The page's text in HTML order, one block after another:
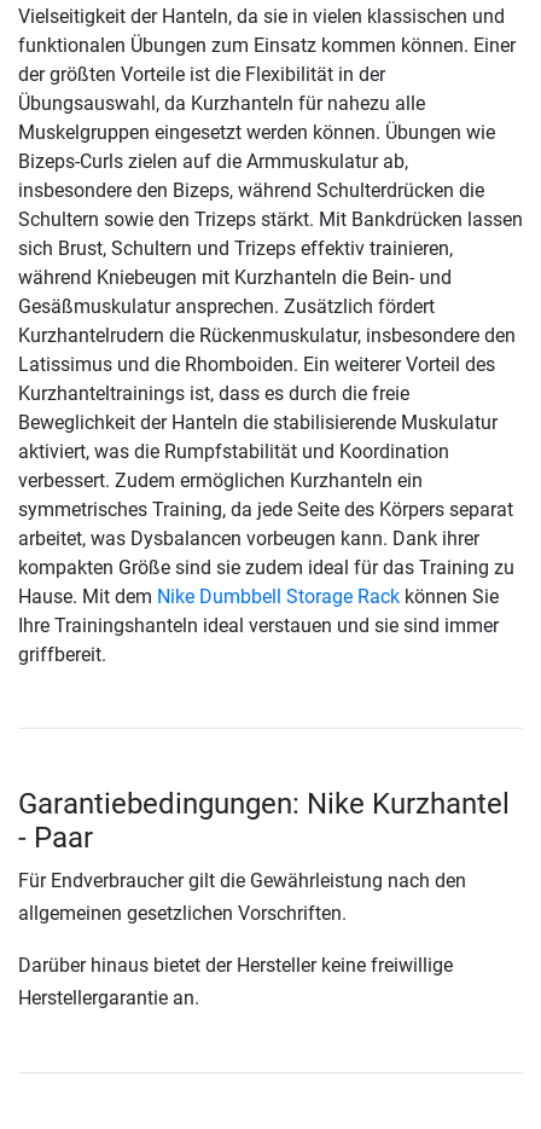
Vielseitigkeit der Hanteln, da sie in vielen klassischen und
funktionalen Übungen zum Einsatz kommen können. Einer
der größten Vorteile ist die Flexibilität in der
Übungsauswahl, da Kurzhanteln für nahezu alle
Muskelgruppen eingesetzt werden können. Übungen wie
Bizeps-Curls zielen auf die Armmuskulatur ab,
insbesondere den Bizeps, während Schulterdrücken die
Schultern sowie den Trizeps stärkt. Mit Bankdrücken lassen
sich Brust, Schultern und Trizeps effektiv trainieren,
während Kniebeugen mit Kurzhanteln die Bein- und
Gesäßmuskulatur ansprechen. Zusätzlich fördert
Kurzhantelrudern die Rückenmuskulatur, insbesondere den
Latissimus und die Rhomboiden. Ein weiterer Vorteil des
Kurzhanteltrainings ist, dass es durch die freie
Beweglichkeit der Hanteln die stabilisierende Muskulatur
aktiviert, was die Rumpfstabilität und Koordination
verbessert. Zudem ermöglichen Kurzhanteln ein
symmetrisches Training, da jede Seite des Körpers separat
arbeitet, was Dysbalancen vorbeugen kann. Dank ihrer
kompakten Größe sind sie zudem ideal für das Training zu
Hause. Mit dem Nike Dumbbell Storage Rack können Sie
Ihre Trainingshanteln ideal verstauen und sie sind immer
griffbereit.
Garantiebedingungen: Nike Kurzhantel
- Paar
Für Endverbraucher gilt die Gewährleistung nach den
allgemeinen gesetzlichen Vorschriften.
Darüber hinaus bietet der Hersteller keine freiwillige
Herstellergarantie an.